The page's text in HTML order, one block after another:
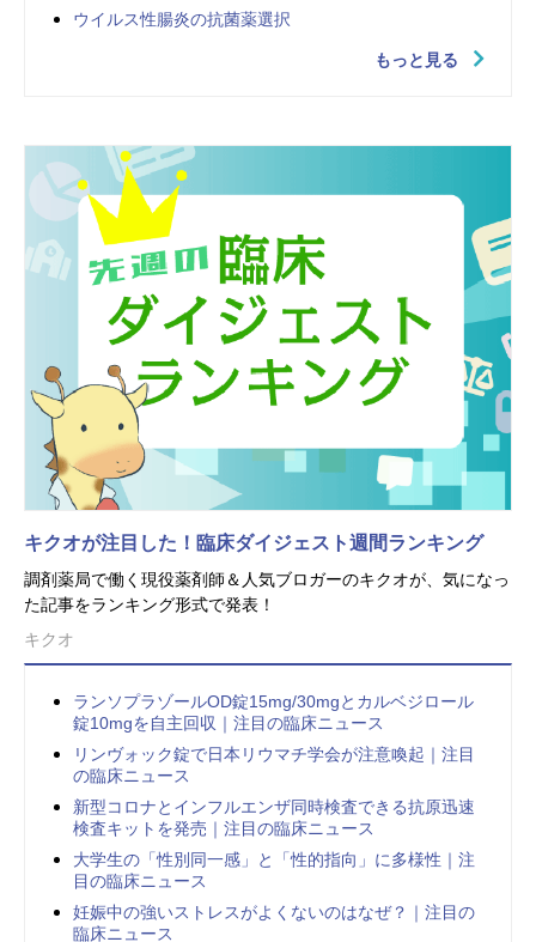
ウイルス性腸炎の抗菌薬選択
もっと見る
キクオが注目した！臨床ダイジェスト週間ランキング
調剤薬局で働く現役薬剤師＆人気ブロガーのキクオが、気になっ
た記事をランキング形式で発表！
キクオ
ランソプラゾールOD錠15mg/30mgとカルベジロール
錠10mgを自主回収｜注目の臨床ニュース
リンヴォック錠で日本リウマチ学会が注意喚起｜注目
の臨床ニュース
新型コロナとインフルエンザ同時検査できる抗原迅速
検査キットを発売｜注目の臨床ニュース
大学生の「性別同一感」と「性的指向」に多様性｜注
目の臨床ニュース
妊娠中の強いストレスがよくないのはなぜ？｜注目の
臨床ニュース